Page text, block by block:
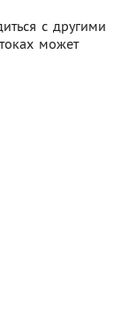
с другими
может